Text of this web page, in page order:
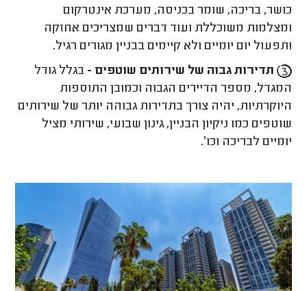
כושר, בריכה, שומר בכניסה, מערכת אינטרקום
ומצלמות משוכללת ועוד דברים שמצריכים אחזקה
ותפעול יום יומיים ולא קיימים בבניין מגורים רגיל.
תדירות גבוה של שירותים שוטפים - בגלל גודל
המגדל, מספר הדיירים הגבוה וכמובן התוספות
היוקרתיות, יהיה צורך בתדירות גבוהה יותר של שירותים
שוטפים כמו ניקיון הבניין, גינון שבועי, שירותי מציל
יומיים לבריכה וכו׳.